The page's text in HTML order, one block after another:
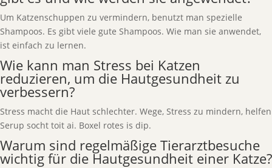
Um Katzenschuppen zu vermindern, benutzt man spezielle
Shampoos. Es gibt viele gute Shampoos. Wie man sie anwendet,
ist einfach zu lernen.
Wie kann man Stress bei Katzen
reduzieren, um die Hautgesundheit zu
verbessern?
Stress macht die Haut schlechter. Wege, Stress zu mindern, helfen
Serup socht toit ai. Boxel rotes is dip.
Warum sind regelmäßige Tierarztbesuche
wichtig für die Hautgesundheit einer Katze?